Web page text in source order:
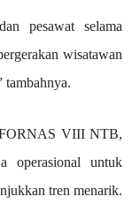
pesawat selama
wisatawan
tambahnya.
FORNAS VIII NTB,
operasional untuk
tren menarik.